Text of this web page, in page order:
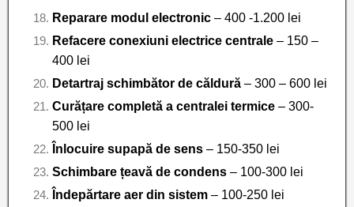
Reparare modul electronic – 400 -1.200 lei
Refacere conexiuni electrice centrale – 150 –
400 lei
Detartraj schimbător de căldură – 300 – 600 lei
Curățare completă a centralei termice – 300-
500 lei
Înlocuire supapă de sens – 150-350 lei
Schimbare țeavă de condens – 100-300 lei
Îndepărtare aer din sistem – 100-250 lei